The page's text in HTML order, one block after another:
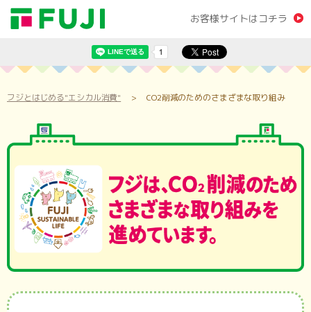
お客様サイトはコチラ
フジとはじめる"エシカル消費" CO2削減のためのさまざまな取り組み